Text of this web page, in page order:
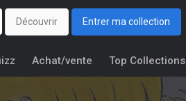
Découvrir Entrer ma collection
Achat/vente Top Collections